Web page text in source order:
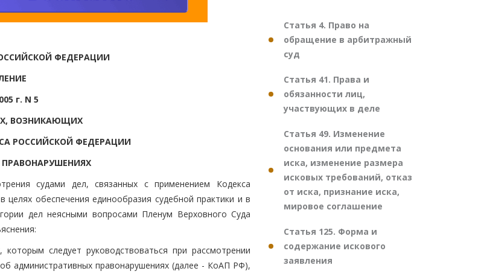
ФЕДЕРАЦИИ
г. N 5
ВОЗНИКАЮЩИХ
РОССИЙСКОЙ ФЕДЕРАЦИИ
судами дел, связанных с применением Кодекса
обеспечения единообразия судебной практики и в
дел неясными вопросами Пленум Верховного Суда
следует руководствоваться при рассмотрении
административных правонарушениях (далее - КоАП РФ),
Статья 4. Право на
обращение в арбитражный
суд
Статья 41. Права и
обязанности лиц,
участвующих в деле
Статья 49. Изменение
основания или предмета
иска, изменение размера
исковых требований, отказ
от иска, признание иска,
мировое соглашение
Статья 125. Форма и
содержание искового
заявления